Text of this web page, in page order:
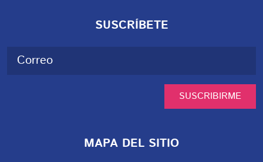
SUSCRÍBETE
SUSCRIBIRME
MAPA DEL SITIO